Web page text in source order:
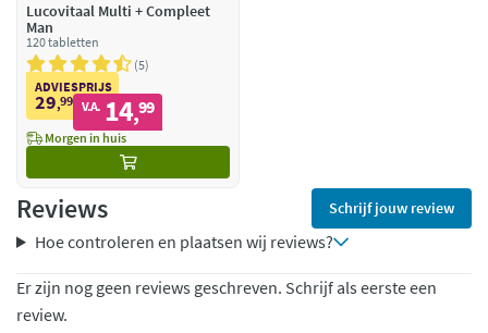
Lucovitaal Multi + Compleet
Man
120 tabletten
5
ADVIESPRIJS
29,99 V.A. 14,99
Morgen in huis
Reviews Schrijf jouw review
Hoe controleren en plaatsen wij reviews?
Er zijn nog geen reviews geschreven. Schrijf als eerste een
review.